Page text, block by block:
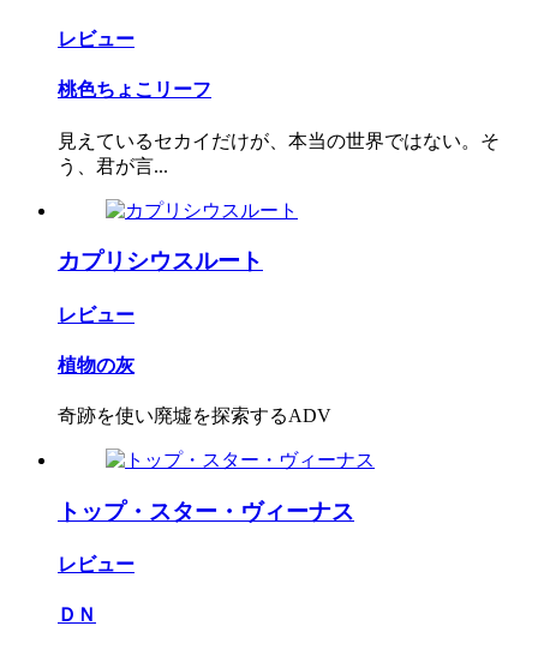
レビュー
桃色ちょこリーフ
見えているセカイだけが、本当の世界ではない。そ
う、君が言...
カプリシウスルート
レビュー
植物の灰
奇跡を使い廃墟を探索するADV
トップ・スター・ヴィーナス
レビュー
ＤＮ